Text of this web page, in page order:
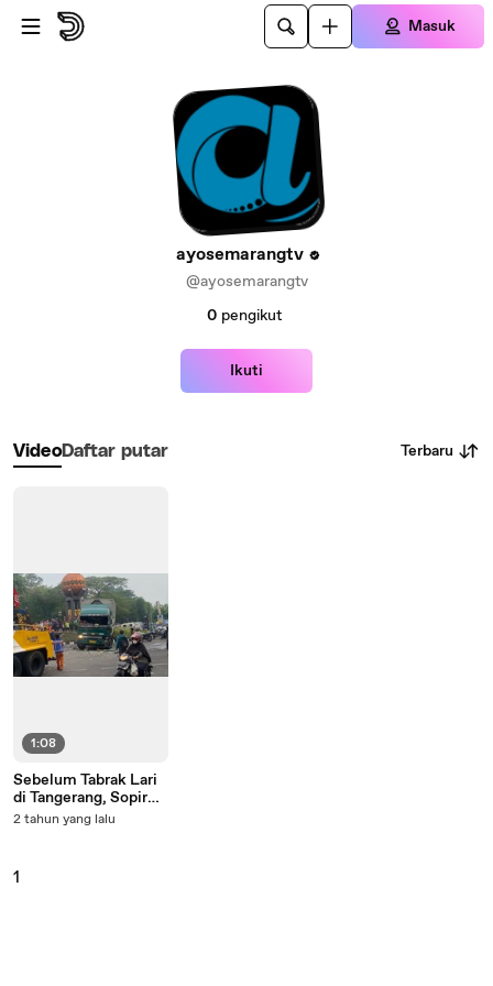
Lewatkan ke konten utama
Masuk
ayosemarangtv
@ayosemarangtv
0 pengikut
Ikuti
VideoDaftar putar Terbaru
1:08
Sebelum Tabrak Lari
di Tangerang, Sopir
Truk Sudah Ugal-
Ngapain Aja
2 tahun yang lalu
1